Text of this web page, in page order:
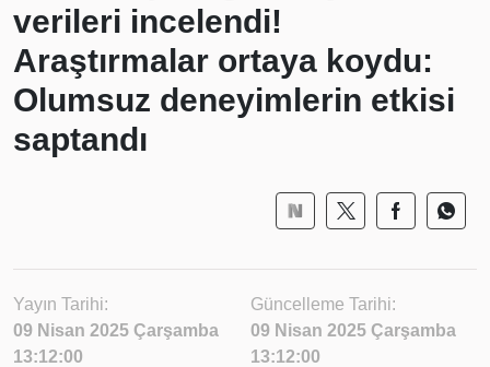
verileri incelendi!
Araştırmalar ortaya koydu:
Olumsuz deneyimlerin etkisi
saptandı
Yayın Tarihi:
09 Nisan 2025 Çarşamba
13:12:00
Güncelleme Tarihi:
09 Nisan 2025 Çarşamba
13:12:00